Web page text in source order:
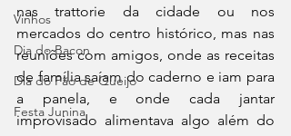
Vinhos
Dia do Bacon
Dia do Pão de Queijo
Festa Junina
nas trattorie da cidade ou nos
mercados do centro histórico, mas nas
reuniões com amigos, onde as receitas
de família saíam do caderno e iam para
a panela, e onde cada jantar
improvisado alimentava algo além do